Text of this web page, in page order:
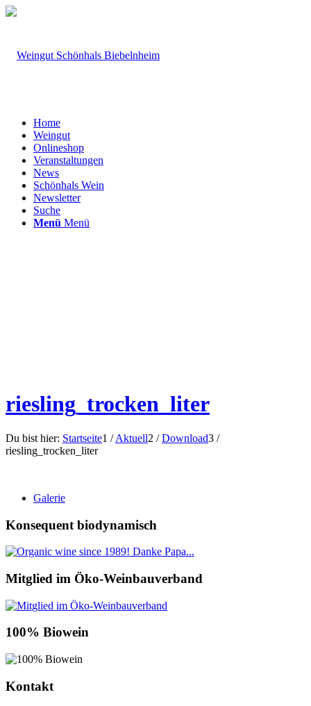
Home
Weingut
Onlineshop
Veranstaltungen
News
Schönhals Wein
Newsletter
Suche
Menü Menü
riesling_trocken_liter
Du bist hier: Startseite1 / Aktuell2 / Download3 /
riesling_trocken_liter
Galerie
Konsequent biodynamisch
Mitglied im Öko-Weinbauverband
100% Biowein
Kontakt